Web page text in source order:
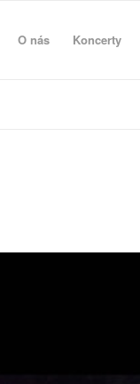
O nás Koncerty